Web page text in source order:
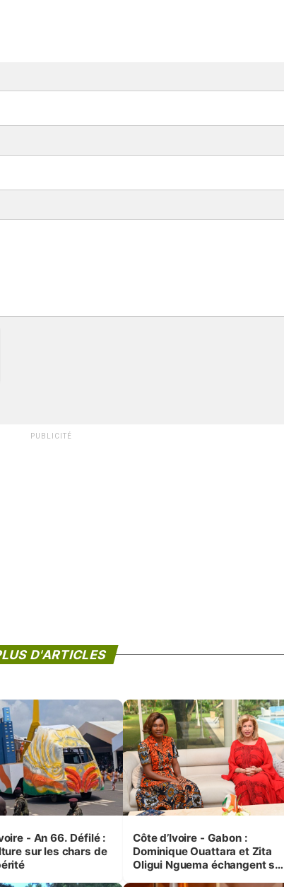
PUBLICITÉ
D'ARTICLES
- An 66. Défilé :
sur les chars de
Côte d’Ivoire - Gabon :
Dominique Ouattara et Zita
Oligui Nguema échangent sur